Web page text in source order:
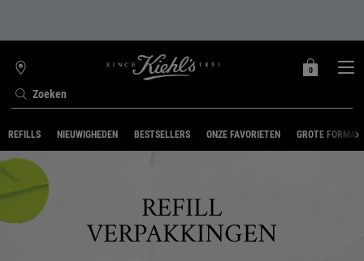
Zoeken
WINKELZOEKER
MIJN
0
0 PRODUCT
REFILLS NIEUWIGHEDEN BESTSELLERS ONZE FAVORIETEN GROTE
REFILL
VERPAKKINGEN